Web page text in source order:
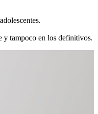
y tampoco en los definitivos.